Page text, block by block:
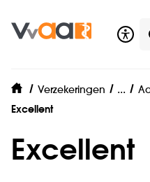
home
Verzekeringen ...
Excellent
Excellent